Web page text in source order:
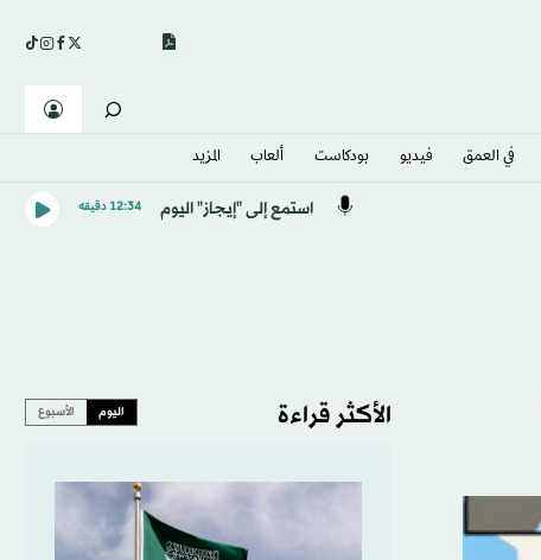
في العمق فيديو بودكاست ألعاب المزيد
استمع إلى "إيجاز" اليوم 12:34 دقيقه
الأكثر قراءة اليوم الأسبوع